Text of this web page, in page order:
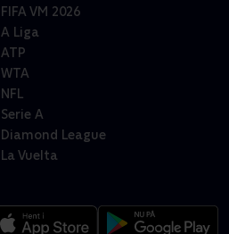
FIFA VM 2026
A Liga
ATP
WTA
NFL
Serie A
Diamond League
La Vuelta